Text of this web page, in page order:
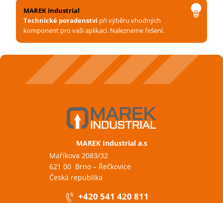
MAREK Industrial
Technické poradenstvípři výběru vhodných
komponent pro vaši aplikaci. Nalezneme řešení.
MAREK Industrial a.s
Maříkova 2083/32
621 00 Brno – Řečkovice
Česká republika
+420 541 420 811